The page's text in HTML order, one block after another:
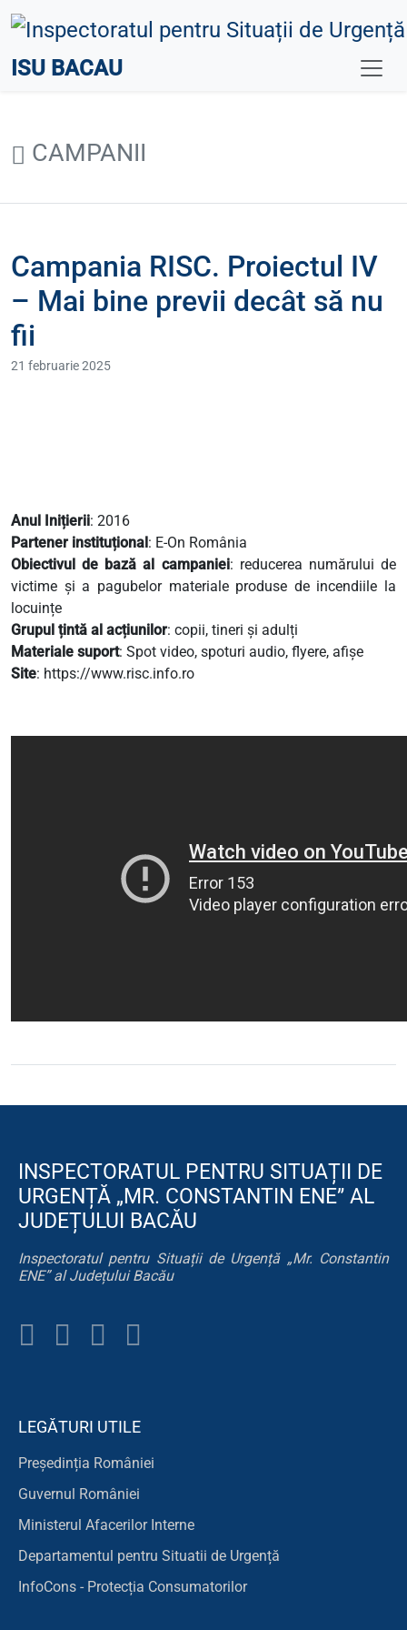
ISU BACAU
CAMPANII
Campania RISC. Proiectul IV
– Mai bine previi decât să nu
fii
21 februarie 2025
Anul Inițierii: 2016
Partener instituțional : E-On România
Obiectivul de bază al campaniei: reducerea numărului de
victime și a pagubelor materiale produse de incendiile la
locuințe
Grupul țintă al acțiunilor: copii, tineri și adulți
Materiale suport: Spot video, spoturi audio, flyere, afișe
Site: https://www.risc.info.ro
INSPECTORATUL PENTRU SITUAȚII DE
URGENȚĂ „MR. CONSTANTIN ENE” AL
JUDEȚULUI BACĂU
Inspectoratul pentru Situații de Urgență „Mr. Constantin
ENE” al Județului Bacău
LEGĂTURI UTILE
Președinția României
Guvernul României
Ministerul Afacerilor Interne
Departamentul pentru Situatii de Urgență
InfoCons - Protecția Consumatorilor